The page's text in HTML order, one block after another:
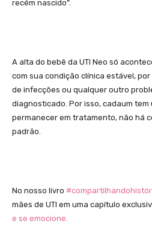
recém nascido”.
A alta do bebê da UTI Neo só
com sua condição clínica estável,
de infecções ou qualquer outro
diagnosticado. Por isso, cadaum
permanecer em tratamento, não há
padrão.
No nosso livro
mães de UTI em uma capítulo
e se emocione.